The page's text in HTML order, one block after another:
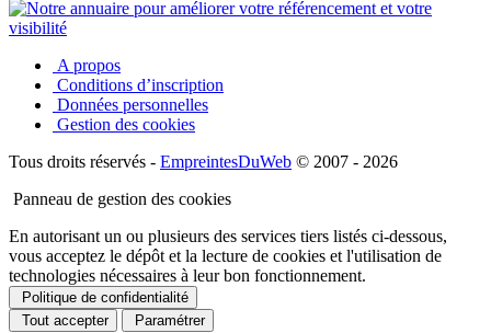
A propos
Conditions d’inscription
Données personnelles
Gestion des cookies
Tous droits réservés - EmpreintesDuWeb © 2007 - 2026
Panneau de gestion des cookies
En autorisant un ou plusieurs des services tiers listés ci-dessous,
vous acceptez le dépôt et la lecture de cookies et l'utilisation de
technologies nécessaires à leur bon fonctionnement.
Politique de confidentialité
Tout accepter
Paramétrer